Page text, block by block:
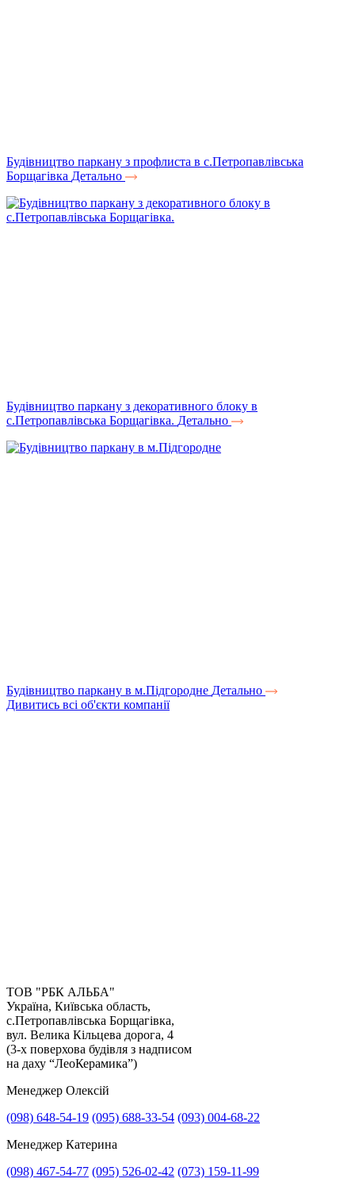
Будівництво паркану з профлиста в с.Петропавлівська
Борщагівка Детально
Будівництво паркану з декоративного блоку в
с.Петропавлівська Борщагівка. Детально
Будівництво паркану в м.Підгородне Детально
Дивитись всі об'єкти компанії
Отримати консультацію
ТОВ "РБК АЛЬБА"
Україна, Київська область,
с.Петропавлівська Борщагівка,
вул. Велика Кільцева дорога, 4
(3-х поверхова будівля з надписом
на даху “ЛеоКерамика”)
Менеджер Олексій
(098) 648-54-19 (095) 688-33-54 (093) 004-68-22
Менеджер Катерина
(098) 467-54-77 (095) 526-02-42 (073) 159-11-99